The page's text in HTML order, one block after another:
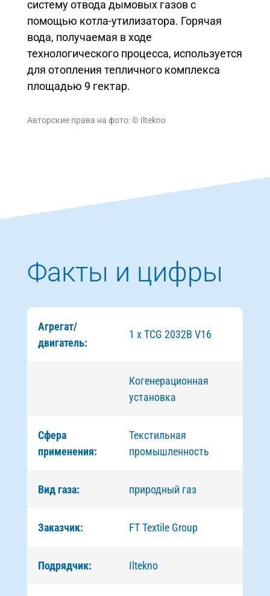
систему отвода дымовых газов с
помощью котла-утилизатора. Горячая
вода, получаемая в ходе
технологического процесса, используется
для отопления тепличного комплекса
площадью 9 гектар.
Авторские права на фото: © Iltekno
Факты и цифры
Агрегат/
двигатель:
1 x TCG 2032B V16
Когенерационная
установка
Сфера
применения:
Текстильная
промышленность
Вид газа: природный газ
Заказчик: FT Textile Group
Подрядчик: Iltekno